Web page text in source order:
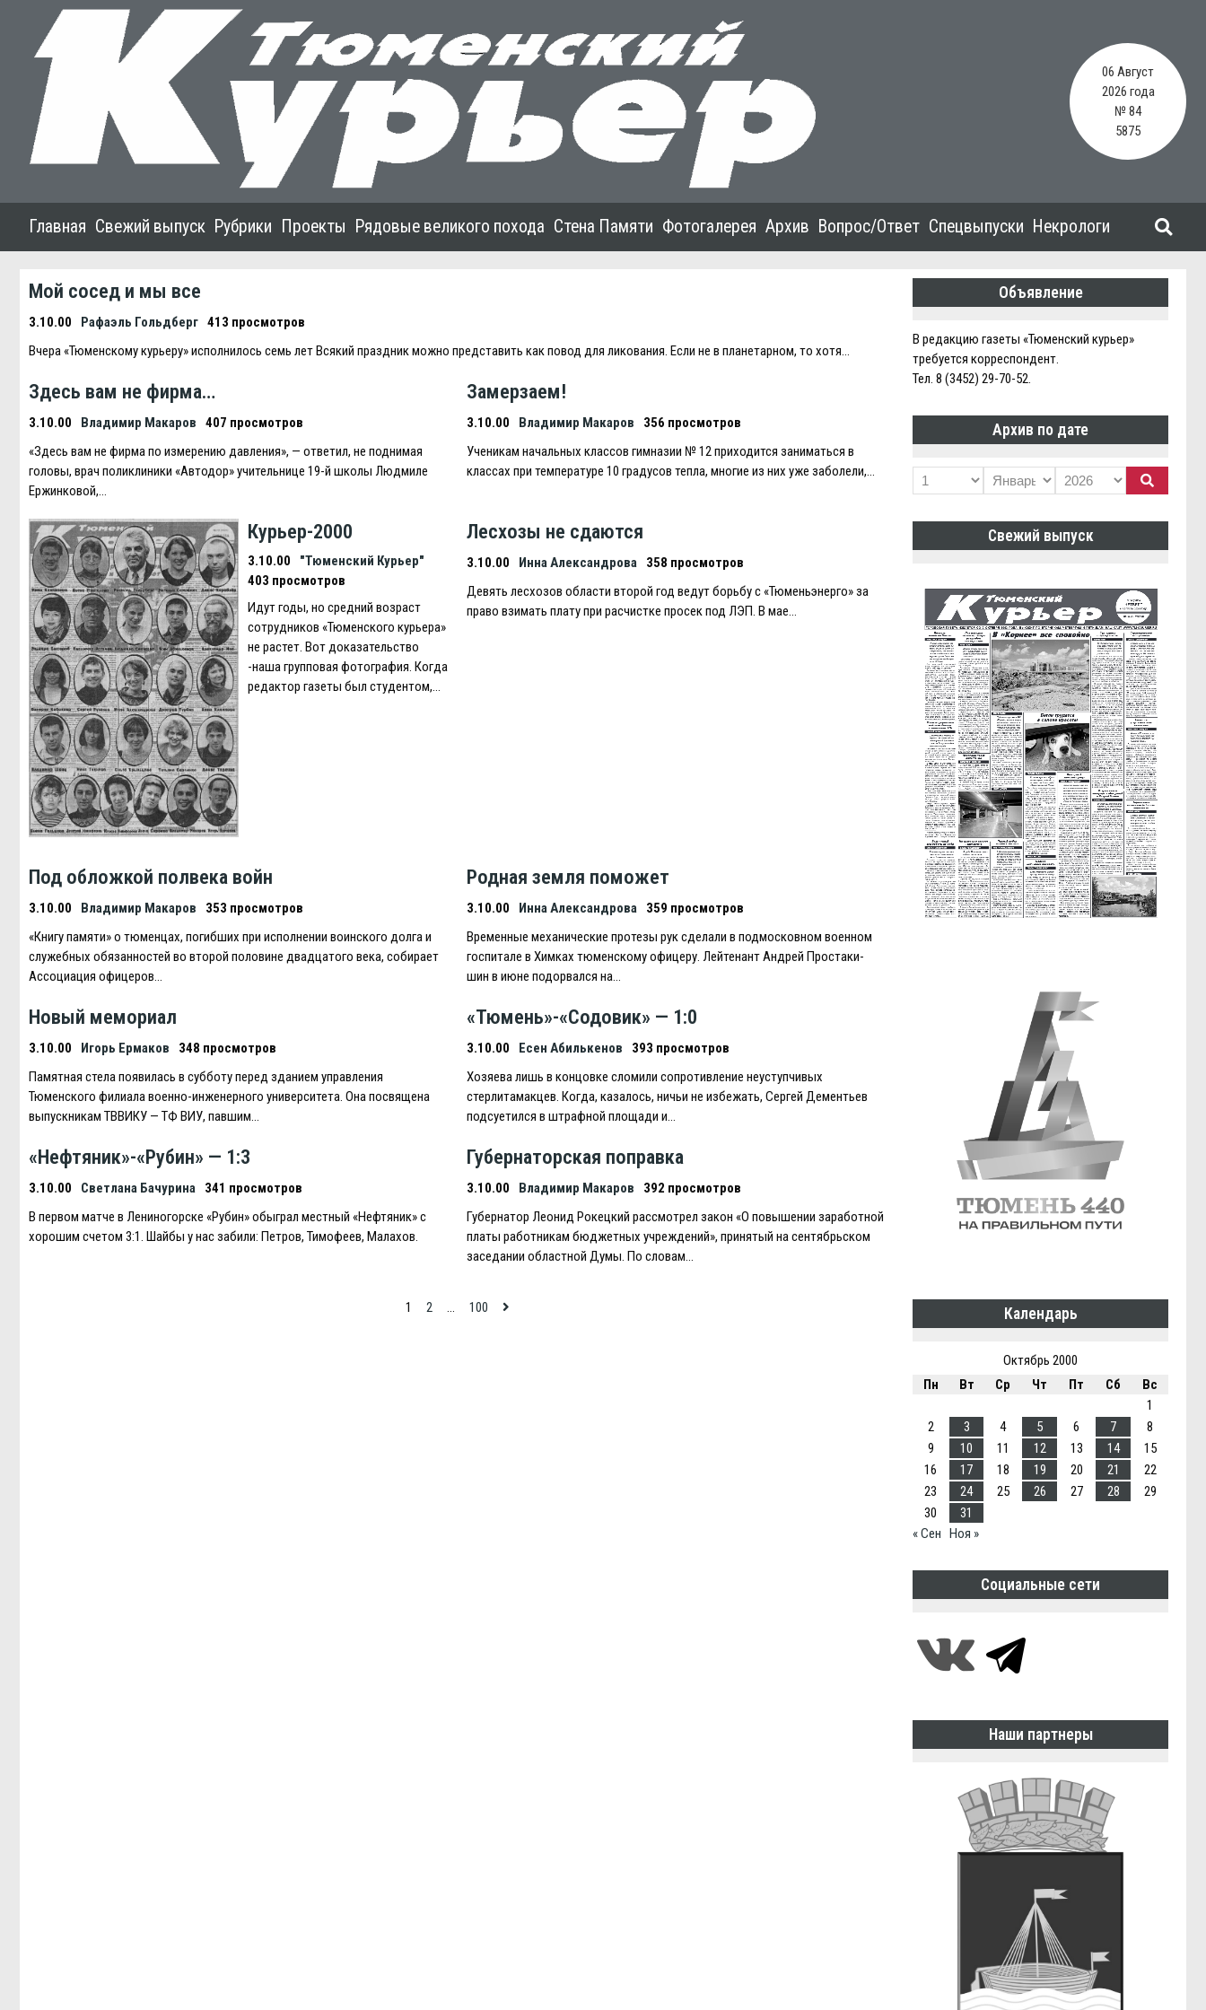
06 Август
2026 года
№ 84
5875
Главная Свежий выпуск Рубрики Проекты Рядовые великого похода Стена Памяти Фотогалерея Архив Вопрос/Ответ Спецвыпуски Некрологи
Мой сосед и мы все
3.10.00 Рафаэль Гольдберг 413 просмотров
Вчера «Тюменскому курьеру» исполнилось семь лет Всякий праздник можно представить как повод для ликования. Eсли не в планетарном, то хотя…
Здесь вам не фирма…
3.10.00 Владимир Макаров
407 просмотров
«Здесь вам не фирма по измерению давления», — ответил, не поднимая
головы, врач поликлиники «Автодор» учительнице 19-й школы Людмиле
Eржинковой,…
Замерзаем!
3.10.00 Владимир Макаров
356 просмотров
Ученикам начальных классов гимназии № 12 приходится заниматься в
классах при температуре 10 градусов тепла, многие из них уже заболели,…
Курьер-2000
3.10.00
"Тюменский Курьер"
403 просмотров
Идут годы, но средний возраст
сотрудников «Тюменского курьера»
не растет. Вот доказательство
-наша групповая фотография. Когда
редактор газеты был студентом,…
Лесхозы не сдаются
3.10.00 Инна Александрова
358 просмотров
Девять лесхозов области второй год ведут борьбу с «Тюменьэнерго» за
право взимать плату при расчистке просек под ЛЭП. В мае…
Под обложкой полвека войн
3.10.00 Владимир Макаров
353 просмотров
«Книгу памяти» о тюменцах, погибших при исполнении воинского долга и
служебных обязанностей во второй половине двадцатого века, собирает
Ассоциация офицеров…
Родная земля поможет
3.10.00 Инна Александрова
359 просмотров
Временные механические протезы рук сделали в подмосковном военном
госпитале в Химках тюменскому офицеру. Лейтенант Андрей Простаки-
шин в июне подорвался на…
Новый мемориал
3.10.00 Игорь Ермаков
348 просмотров
Памятная стела появилась в субботу перед зданием управления
Тюменского филиала военно-инженерного университета. Она посвящена
выпускникам ТВВИКУ — ТФ ВИУ, павшим…
«Тюмень»-«Содовик» — 1:0
3.10.00 Есен Абилькенов
393 просмотров
Хозяева лишь в концовке сломили сопротивление неуступчивых
стерлитамакцев. Когда, казалось, ничьи не избежать, Сергей Дементьев
подсуетился в штрафной площади и…
«Нефтяник»-«Рубин» — 1:3
3.10.00 Светлана Бачурина
341 просмотров
В первом матче в Лениногорске «Рубин» обыграл местный «Нефтяник» с
хорошим счетом 3:1. Шайбы у нас забили: Петров, Тимофеев, Малахов.
Губернаторская поправка
3.10.00 Владимир Макаров
392 просмотров
Губернатор Леонид Рокецкий рассмотрел закон «О повышении заработной
платы работникам бюджетных учреждений», принятый на сентябрьском
заседании областной Думы. По словам…
1 2 … 100
Объявление
В редакцию газеты «Тюменский курьер»
требуется корреспондент.
Тел. 8 (3452) 29-70-52.
Архив по дате
Свежий выпуск
Календарь
Октябрь 2000
Пн
Вт Ср Чт Пт Сб
Вс
1
2
3 4 5 6 7
8
9
10 11 12 13 14
15
16
17 18 19 20 21
22
23
24 25 26 27 28
29
30
31
« Сен Ноя »
Социальные сети
Наши партнеры